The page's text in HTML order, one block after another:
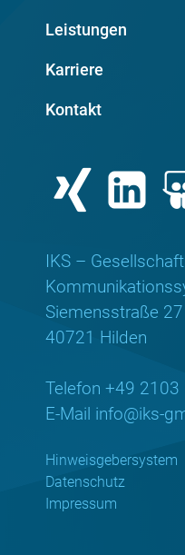
Leistungen
Karriere
Kontakt
IKS –
Siemensstraße 27
40721 Hilden
Telefon +49 2103
E-Mail info@iks-
Hinweisgebersystem
Datenschutz
Impressum